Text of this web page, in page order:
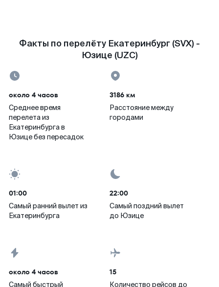
Факты по перелёту Екатеринбург (SVX) -
Юзице (UZC)
около 4 часов
Среднее время
перелета из
Екатеринбурга в
Юзице без пересадок
3186 км
Расстояние между
городами
01:00
Самый ранний вылет из
Екатеринбурга
22:00
Самый поздний вылет
до Юзице
около 4 часов
Самый быстрый
15
Количество рейсов до